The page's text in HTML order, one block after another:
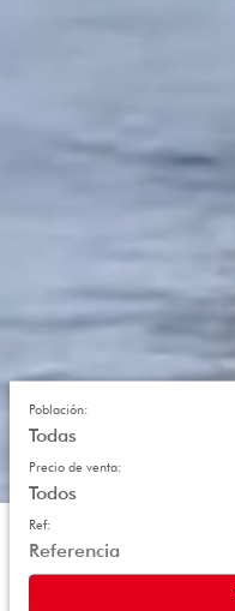
Población:
Precio de venta:
Ref: